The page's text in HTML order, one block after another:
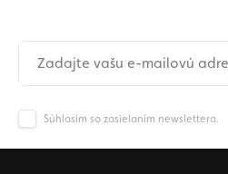
Súhlasím so zasielaním newslettera.